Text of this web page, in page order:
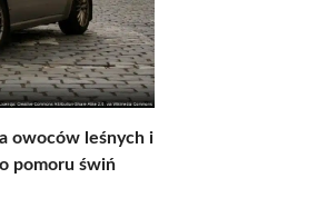
owoców leśnych i
pomoru świń